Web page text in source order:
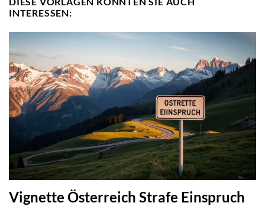
INTERESSEN:
Vignette Österreich Strafe Einspruch